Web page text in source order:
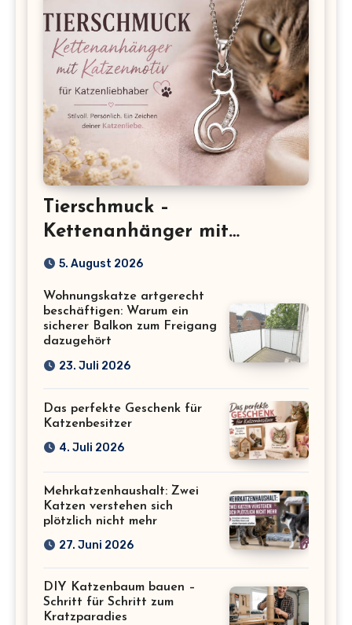
Tierschmuck –
Kettenanhänger mit
Katzenmotiv für
5. August 2026
Wohnungskatze artgerecht
beschäftigen: Warum ein
sicherer Balkon zum Freigang
dazugehört
23. Juli 2026
Das perfekte Geschenk für
Katzenbesitzer
4. Juli 2026
Mehrkatzenhaushalt: Zwei
Katzen verstehen sich
plötzlich nicht mehr
27. Juni 2026
DIY Katzenbaum bauen –
Schritt für Schritt zum
Kratzparadies